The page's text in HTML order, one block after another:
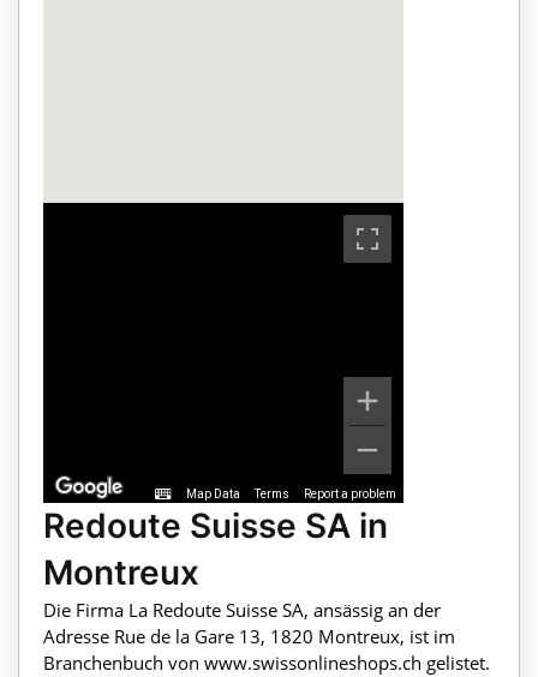
Map Data Terms Report a problem
Redoute Suisse SA in
Montreux
Die Firma La Redoute Suisse SA, ansässig an der
Adresse Rue de la Gare 13, 1820 Montreux, ist im
Branchenbuch von www.swissonlineshops.ch gelistet.